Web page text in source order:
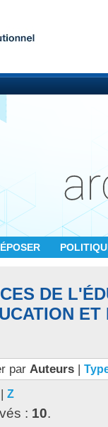
DE
par Auteurs|
| Z
: 10.